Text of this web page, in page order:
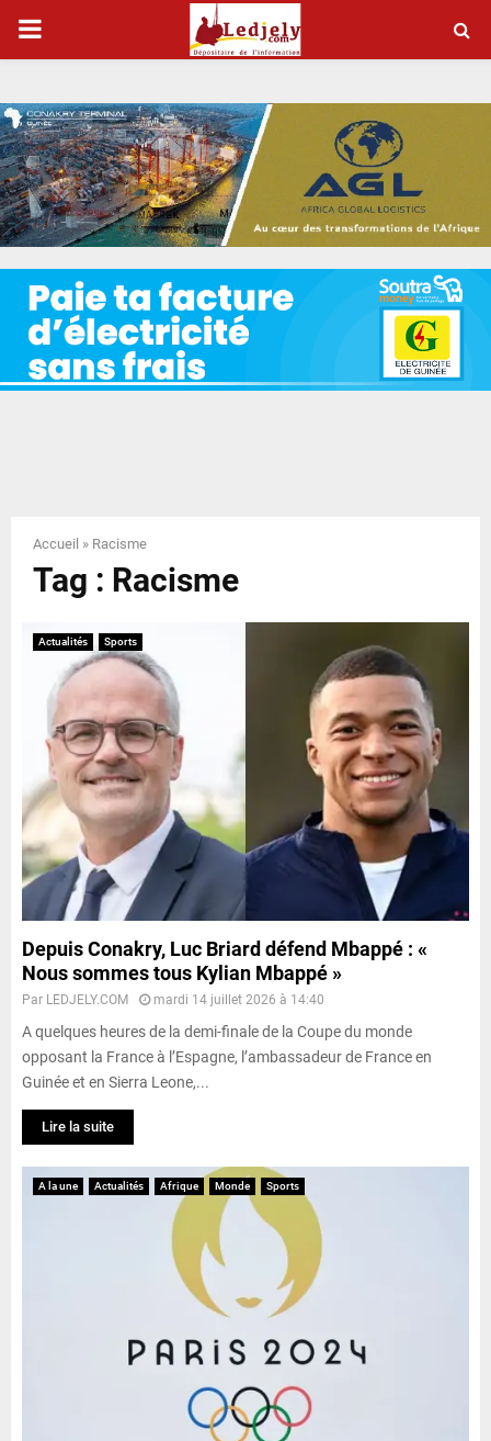
P
I
M
A
R
Y
N
Accueil » Racisme
Tag : Racisme
Actualités Sports
Depuis Conakry, Luc Briard défend Mbappé : «
Nous sommes tous Kylian Mbappé »
Par LEDJELY.COM mardi 14 juillet 2026 à 14:40
A quelques heures de la demi-finale de la Coupe du monde
opposant la France à l’Espagne, l’ambassadeur de France en
Guinée et en Sierra Leone,...
Lire la suite
A la une Actualités Afrique Monde Sports